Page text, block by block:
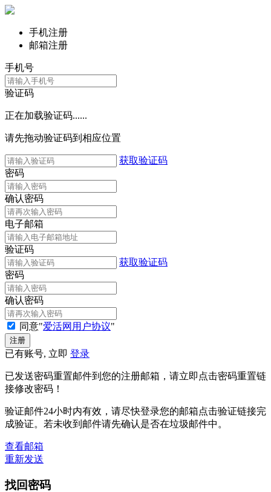
手机注册
邮箱注册
手机号
验证码
正在加载验证码......
请先拖动验证码到相应位置
获取验证码
密码
确认密码
电子邮箱
验证码
获取验证码
密码
确认密码
同意"爱活网用户协议"
已有账号, 立即 登录
已发送密码重置邮件到您的注册邮箱，请立即点击密码重置链
接修改密码！
验证邮件24小时内有效，请尽快登录您的邮箱点击验证链接完
成验证。若未收到邮件请先确认是否在垃圾邮件中。
查看邮箱
重新发送
找回密码